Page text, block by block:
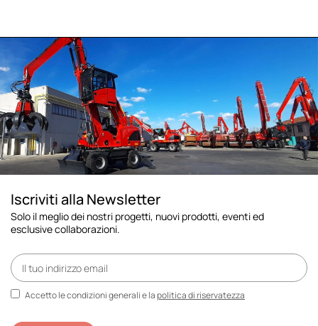
Iscriviti alla Newsletter
Solo il meglio dei nostri progetti, nuovi prodotti, eventi ed
esclusive collaborazioni.
Accetto le condizioni generali e lapolitica di riservatezza